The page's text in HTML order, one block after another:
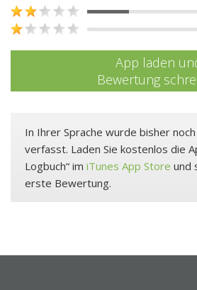
App laden
Bewertung
In Ihrer Sprache wurde bisher
verfasst. Laden Sie kostenlos die
Logbuch“ im iTunes App Store und
erste Bewertung.